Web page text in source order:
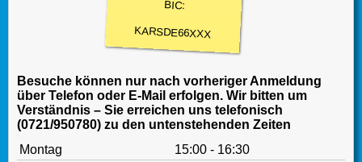
BIC:
KARSDE66XXX
Besuche können nur nach vorheriger Anmeldung
über Telefon oder E-Mail erfolgen. Wir bitten um
Verständnis – Sie erreichen uns telefonisch
(0721/950780) zu den untenstehenden Zeiten
Montag
15:00 - 16:30